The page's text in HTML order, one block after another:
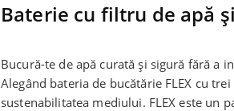
Baterie cu filtru de apă
Bucură-te de apă curată și sigură fără a
Alegând bateria de bucătărie FLEX cu
sustenabilitatea mediului. FLEX este un